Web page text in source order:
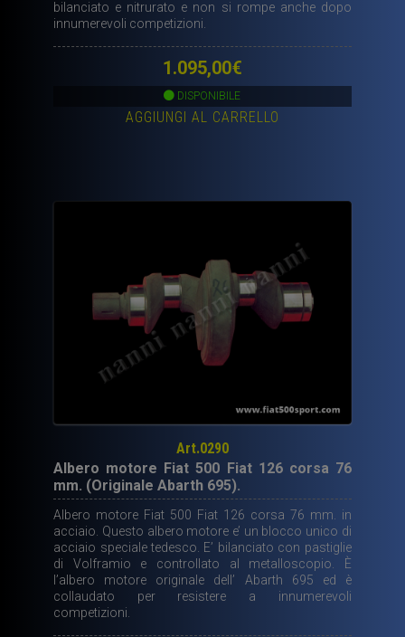
bilanciato e nitrurato e non si rompe anche dopo
innumerevoli competizioni.
1.095,00€
DISPONIBILE
AGGIUNGI AL CARRELLO
Art.0290
Albero motore Fiat 500 Fiat 126 corsa 76
mm. (Originale Abarth 695).
Albero motore Fiat 500 Fiat 126 corsa 76 mm. in
acciaio. Questo albero motore e’ un blocco unico di
acciaio speciale tedesco. E’ bilanciato con pastiglie
di Volframio e controllato al metalloscopio. È
l’albero motore originale dell’ Abarth 695 ed è
collaudato per resistere a innumerevoli
competizioni.